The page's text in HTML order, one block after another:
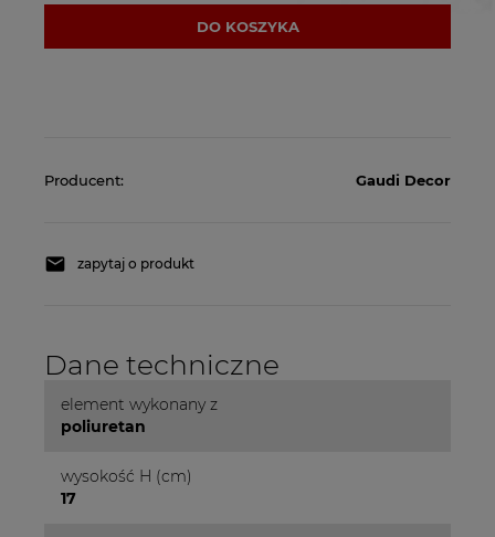
DO KOSZYKA
Producent: Gaudi Decor
zapytaj o produkt
Dane techniczne
element wykonany z
poliuretan
wysokość H (cm)
17